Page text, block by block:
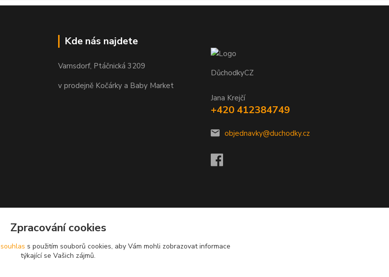
Kde nás najdete
Varnsdorf, Ptáčnická 3209
v prodejně Kočárky a Baby Market
DůchodkyCZ
Jana Krejčí
+420 412384749
objednavky@duchodky.cz
Zpracování cookies
souhlas s použitím souborů cookies, aby Vám mohli zobrazovat informace
týkající se Vašich zájmů.